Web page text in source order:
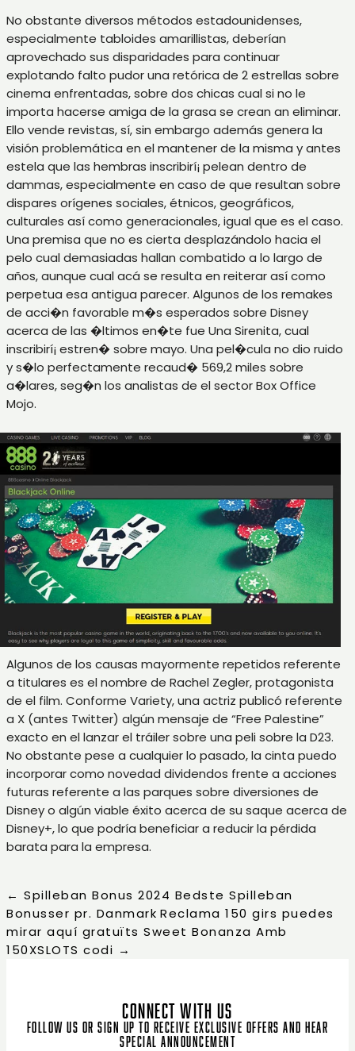
No obstante diversos métodos estadounidenses,
especialmente tabloides amarillistas, deberían
aprovechado sus disparidades para continuar
explotando falto pudor una retórica de 2 estrellas sobre
cinema enfrentadas, sobre dos chicas cual si no le
importa hacerse amiga de la grasa se crean an eliminar.
Ello vende revistas, sí, sin embargo además genera la
visión problemática en el mantener de la misma y antes
estela que las hembras inscribirí¡ pelean dentro de
dammas, especialmente en caso de que resultan sobre
dispares orígenes sociales, étnicos, geográficos,
culturales así­ como generacionales, igual que es el caso.
Una premisa que no es cierta desplazándolo hacia el
pelo cual demasiadas hallan combatido a lo largo de
años, aunque cual acá se resulta en reiterar así­ como
perpetua esa antigua parecer. Algunos de los remakes
de acci�n favorable m�s esperados sobre Disney
acerca de las �ltimos en�te fue Una Sirenita, cual
inscribirí¡ estren� sobre mayo. Una pel�cula no dio ruido
y s�lo perfectamente recaud� 569,2 miles sobre
a�lares, seg�n los analistas de el sector Box Office
Mojo.
Algunos de los causas mayormente repetidos referente
a titulares es el nombre de Rachel Zegler, protagonista
de el film. Conforme Variety, una actriz publicó referente
a X (antes Twitter) algún mensaje de “Free Palestine”
exacto en el lanzar el tráiler sobre una peli sobre la D23.
No obstante pese a cualquier lo pasado, la cinta puedo
incorporar como novedad dividendos frente a acciones
futuras referente a las parques sobre diversiones de
Disney o algún viable éxito acerca de su saque acerca de
Disney+, lo que podría beneficiar a reducir la pérdida
barata para la empresa.
← Spilleban Bonus 2024 Bedste Spilleban
Bonusser pr. Danmark Reclama 150 girs puedes
mirar aquí gratuïts Sweet Bonanza Amb
150XSLOTS codi →
CONNECT WITH US
Follow us or sign up to receive exclusive offers and hear
special announcement